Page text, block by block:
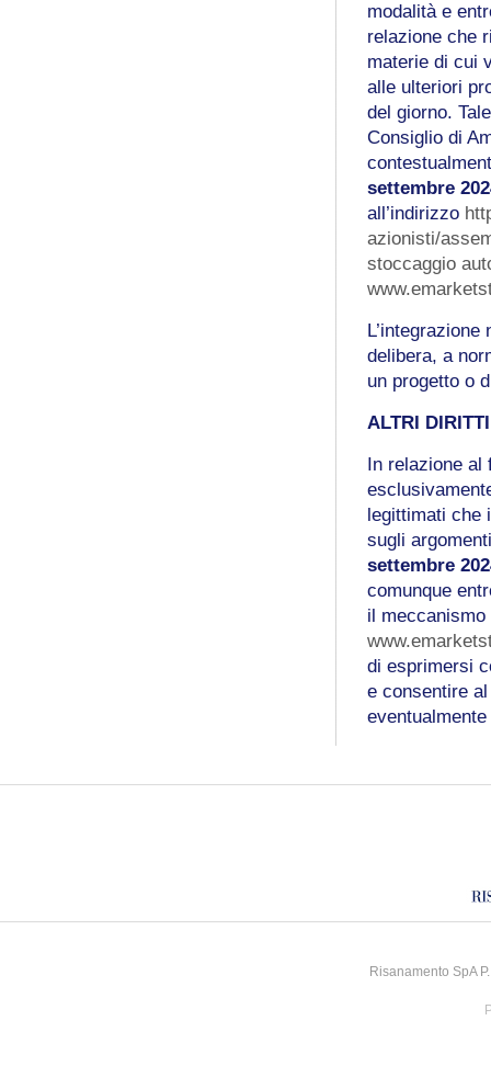
modalità e
relazione che
materie di cui
alle ulteriori
del giorno.
Consiglio di
settembre
all’indirizzo
azionisti/
stoccaggio
delibera, a
un progetto o
ALTRI
In relazione al
legittimati che
sugli
settembre
comunque
il meccanismo
di esprimersi
e consentire
Risanamento SpA